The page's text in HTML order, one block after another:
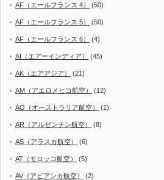
AF（エールフランス 4） (50)
AF（エールフランス 5） (50)
AF（エールフランス 6） (4)
AI（エアーインディア） (45)
AK（エアアジア） (21)
AM（アエロメヒコ航空） (12)
AO（オーストラリア航空） (1)
AR（アルゼンチン航空） (8)
AS（アラスカ航空） (6)
AT（モロッコ航空） (5)
AV（アビアンカ航空） (2)